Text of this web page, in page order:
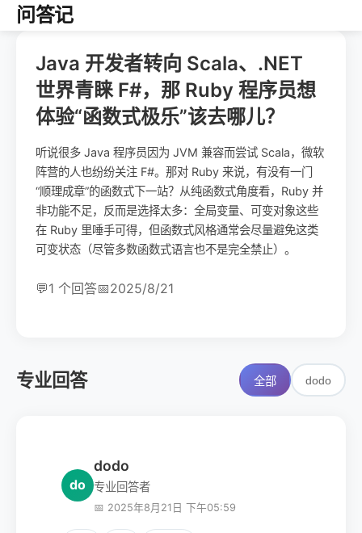
问答记
Java 开发者转向 Scala、.NET
世界青睐 F#，那 Ruby 程序员想
体验“函数式极乐”该去哪儿？
听说很多 Java 程序员因为 JVM 兼容而尝试 Scala，微软
阵营的人也纷纷关注 F#。那对 Ruby 来说，有没有一门
“顺理成章”的函数式下一站？从纯函数式角度看，Ruby 并
非功能不足，反而是选择太多：全局变量、可变对象这些
在 Ruby 里唾手可得，但函数式风格通常会尽量避免这类
可变状态（尽管多数函数式语言也不是完全禁止）。
💬1 个回答📅2025/8/21
专业回答 全部 dodo
do
dodo
专业回答者
📅 2025年8月21日 下午05:59